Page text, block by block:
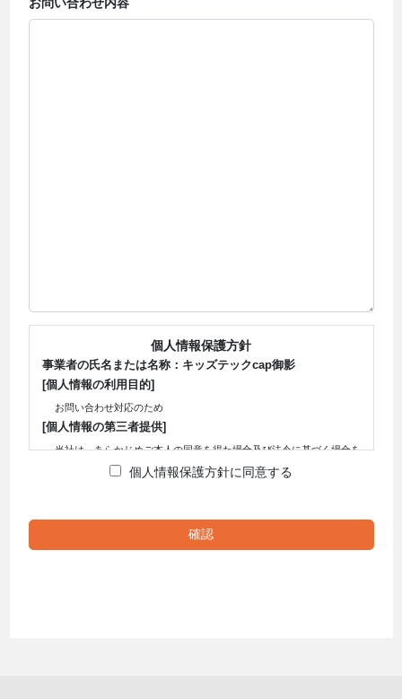
個人情報保護方針
事業者の氏名または名称：キッズテックcap御影
[個人情報の利用目的]
お問い合わせ対応のため
[個人情報の第三者提供]
当社は、あらかじめご本人の同意を得た場合及び法令に基づく場合を
除き個人情報を第三者へ提供いたしません。
場合があります。 外部に委託する場合は、当社の基準により選定を
行い、適切に監督いたします。
個人情報保護方針に同意する